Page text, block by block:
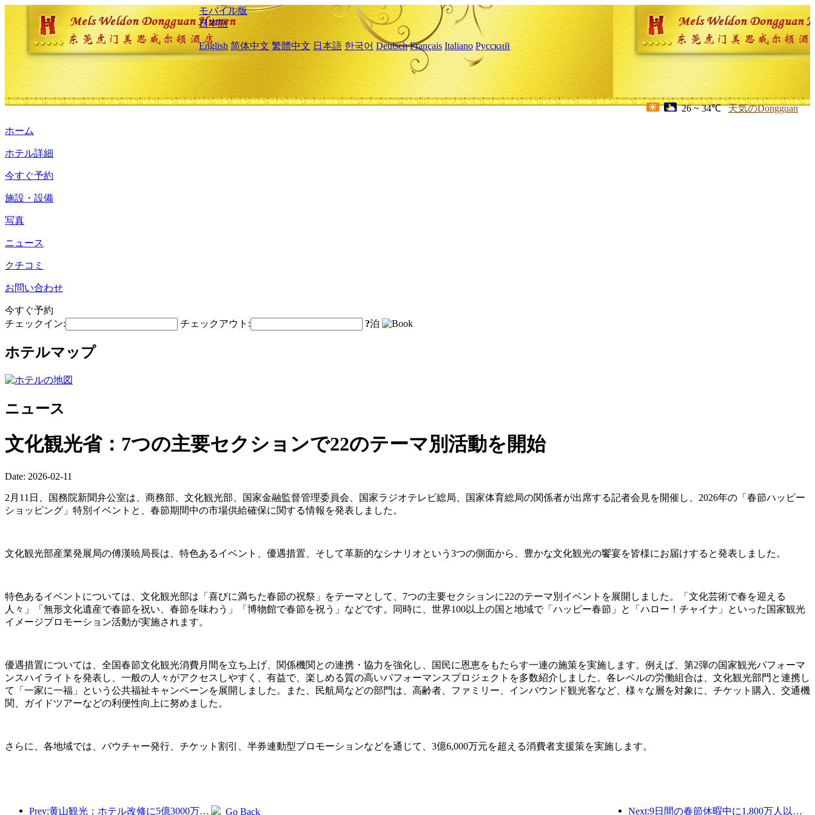
モバイル版
日本語
English 简体中文 繁體中文 日本語 한국어 Deutsch Français Italiano Русский
26 ~ 34℃ 天気のDongguan
ホーム
ホテル詳細
今すぐ予約
施設・設備
写真
ニュース
クチコミ
お問い合わせ
今すぐ予約
チェックイン:
チェックアウト: ?泊
ホテルマップ
ニュース
文化観光省：7つの主要セクションで22のテーマ別活動を開始
Date: 2026-02-11
2月11日、国務院新聞弁公室は、商務部、文化観光部、国家金融監督管理委員会、国家ラジオテレビ総局、国家体育総局の関係者が出席する記者会見を開催し、2026年の「春節ハッピー
ショッピング」特別イベントと、春節期間中の市場供給確保に関する情報を発表しました。
文化観光部産業発展局の傅漢暁局長は、特色あるイベント、優遇措置、そして革新的なシナリオという3つの側面から、豊かな文化観光の饗宴を皆様にお届けすると発表しました。
特色あるイベントについては、文化観光部は「喜びに満ちた春節の祝祭」をテーマとして、7つの主要セクションに22のテーマ別イベントを展開しました。「文化芸術で春を迎える
人々」「無形文化遺産で春節を祝い、春節を味わう」「博物館で春節を祝う」などです。同時に、世界100以上の国と地域で「ハッピー春節」と「ハロー！チャイナ」といった国家観光
イメージプロモーション活動が実施されます。
優遇措置については、全国春節文化観光消費月間を立ち上げ、関係機関との連携・協力を強化し、国民に恩恵をもたらす一連の施策を実施します。例えば、第2弾の国家観光パフォーマ
ンスハイライトを発表し、一般の人々がアクセスしやすく、有益で、楽しめる質の高いパフォーマンスプロジェクトを多数紹介しました。各レベルの労働組合は、文化観光部門と連携し
て「一家に一福」という公共福祉キャンペーンを展開しました。また、民航局などの部門は、高齢者、ファミリー、インバウンド観光客など、様々な層を対象に、チケット購入、交通機
関、ガイドツアーなどの利便性向上に努めました。
さらに、各地域では、バウチャー発行、チケット割引、半券連動型プロモーションなどを通じて、3億6,000万元を超える消費者支援策を実施します。
Prev:黄山観光：ホテル改修に5億3000万元を投資する計画 Next:9日間の春節休暇中に1,800万人以上が国内外を旅行すると予想されている。
Go Back